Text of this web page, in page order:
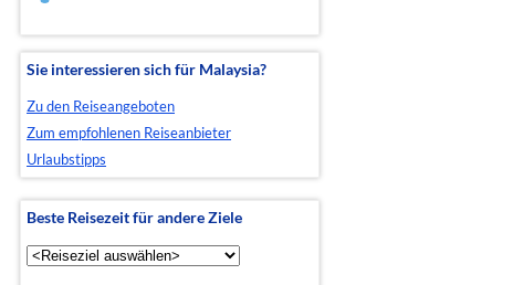
Sie interessieren sich für Malaysia?
Zu den Reiseangeboten
Zum empfohlenen Reiseanbieter
Urlaubstipps
Beste Reisezeit für andere Ziele